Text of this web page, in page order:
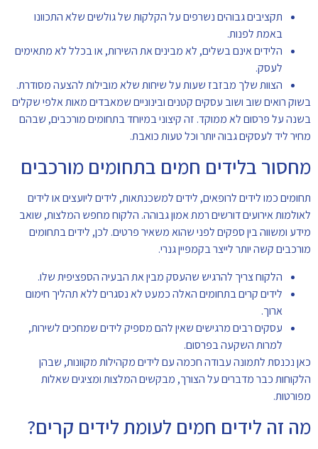
תקציבים גבוהים נשרפים על הקלקות של גולשים שלא התכוונו
באמת לפנות.
הלידים אינם בשלים, לא מבינים את השירות, או בכלל לא מתאימים
לעסק.
הצוות שלך מבזבז שעות על שיחות שלא מובילות להצעה מסודרת.
בשוק רואים שוב ושוב עסקים קטנים ובינוניים שמאבדים מאות אלפי שקלים
בשנה על פרסום לא ממוקד. זה קיצוני במיוחד בתחומים מורכבים, שבהם
מחיר ליד לעסקים גבוה יותר וכל טעות כואבת.
מחסור בלידים חמים בתחומים מורכבים
תחומים כמו לידים לרופאים, לידים למשכנתאות, לידים ליועצים או לידים
לאולמות אירועים דורשים רמת אמון גבוהה. הלקוח מחפש המלצות, שואב
מידע ומשווה בין ספקים לפני שהוא משאיר פרטים. לכן, לידים בתחומים
מורכבים קשה יותר לייצר בקמפיין גנרי.
הלקוח צריך להרגיש שהעסק מבין את הבעיה הספציפית שלו.
לידים קרים בתחומים האלה כמעט לא נסגרים ללא תהליך חימום
ארוך.
עסקים רבים מרגישים שאין להם מספיק לידים שמחכים לשירות,
למרות השקעה בפרסום.
כאן נכנסת לתמונה עבודה חכמה עם לידים מקהילות מקוונות, שבהן
הלקוחות כבר מדברים על הצורך, מבקשים המלצות ומציגים שאלות
מפורטות.
מה זה לידים חמים לעומת לידים קרים?